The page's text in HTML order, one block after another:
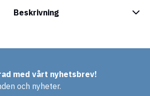
Beskrivning
med vårt nyhetsbrev!
och nyheter.